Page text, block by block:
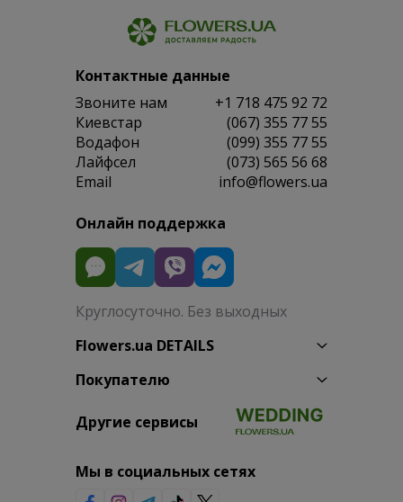
Контактные данные
Звоните нам
+1 718 475 92 72
Киевстар
(067) 355 77 55
Водафон
(099) 355 77 55
Лайфсел
(073) 565 56 68
Email
info@flowers.ua
Онлайн поддержка
Круглосуточно. Без выходных
Flowers.ua DETAILS
Покупателю
Другие сервисы
Мы в социальных сетях